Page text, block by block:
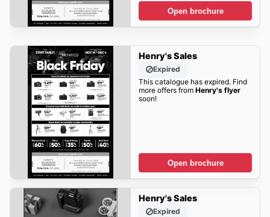
Open brochure
Henry's Sales
Expired
This catalogue has expired. Find
more offers from Henry's flyer
soon!
Open brochure
Henry's Sales
Expired